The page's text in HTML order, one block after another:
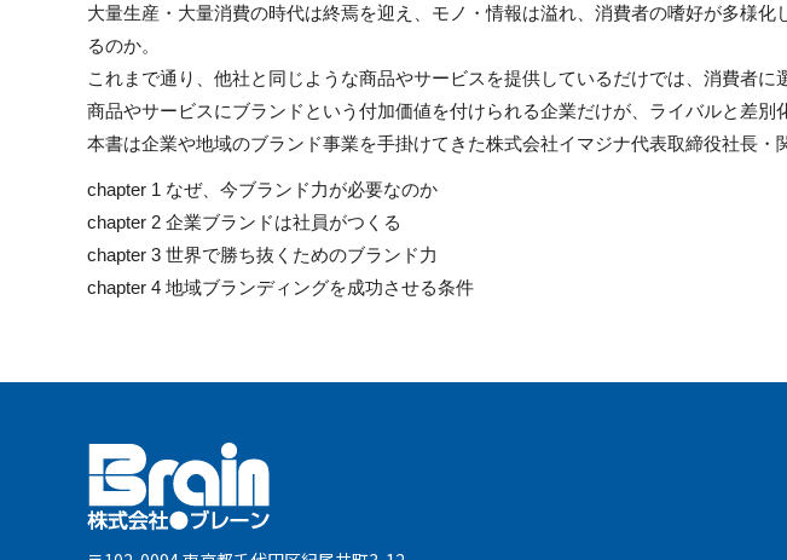
大量生産・大量消費の時代は終焉を迎え、モノ・情報は溢れ、消費者の嗜好が多様
るのか。
これまで通り、他社と同じような商品やサービスを提供しているだけでは、消費者に
商品やサービスにブランドという付加価値を付けられる企業だけが、ライバルと差別
本書は企業や地域のブランド事業を手掛けてきた株式会社イマジナ代表取締役社長・
chapter 1 なぜ、今ブランド力が必要なのか
chapter 2 企業ブランドは社員がつくる
chapter 3 世界で勝ち抜くためのブランド力
chapter 4 地域ブランディングを成功させる条件